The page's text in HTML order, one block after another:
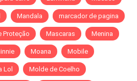
Mandala marcador de pagina
Proteção Mascaras Menina
Moana Mobile
Lol Molde de Coelho